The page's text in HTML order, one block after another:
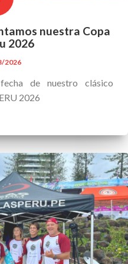
nuestra Copa
2026
2026
de nuestro clásico
2026